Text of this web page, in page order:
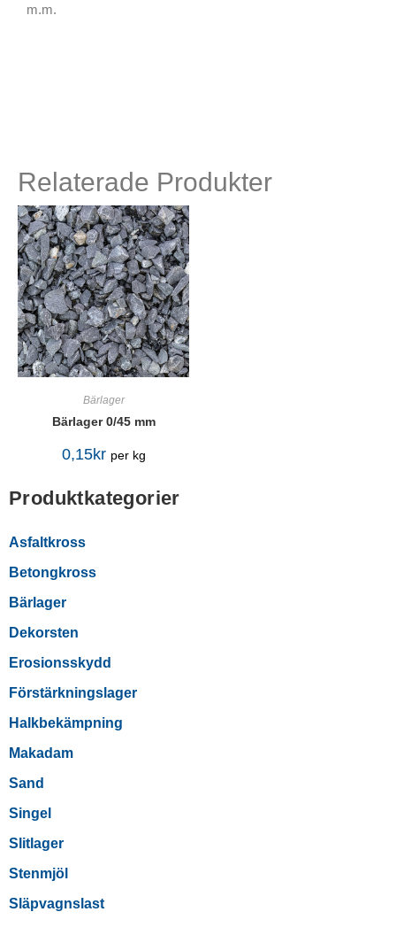
Produktkategorier
Asfaltkross
Betongkross
Bärlager
Dekorsten
Erosionsskydd
Förstärkningslager
Halkbekämpning
Makadam
Sand
Singel
Slitlager
Stenmjöl
Släpvagnslast
m.m.
Relaterade Produkter
Bärlager
Bärlager 0/45 mm
0,15kr per kg